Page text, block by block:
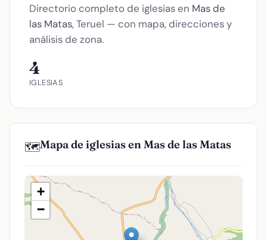
Directorio completo de iglesias en Mas de
las Matas, Teruel — con mapa, direcciones y
análisis de zona.
4
IGLESIAS
🗺️Mapa de iglesias en Mas de las Matas
+
−